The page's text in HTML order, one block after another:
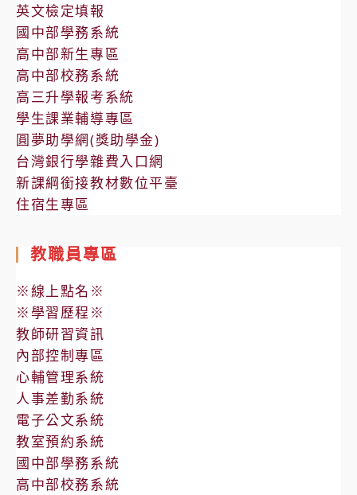
英文檢定填報
國中部學務系統
高中部新生專區
高中部校務系統
高三升學報考系統
學生課業輔導專區
圓夢助學網(獎助學金)
台灣銀行學雜費入口網
新課綱銜接教材數位平臺
住宿生專區
教職員專區
※線上點名※
※學習歷程※
教師研習資訊
內部控制專區
心輔管理系統
人事差勤系統
電子公文系統
教室預約系統
國中部學務系統
高中部校務系統